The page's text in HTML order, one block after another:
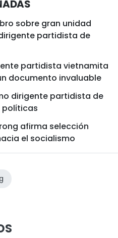
sobre gran unidad
partidista de
partidista vietnamita
documento invaluable
dirigente partidista de
políticas
afirma selección
el socialismo